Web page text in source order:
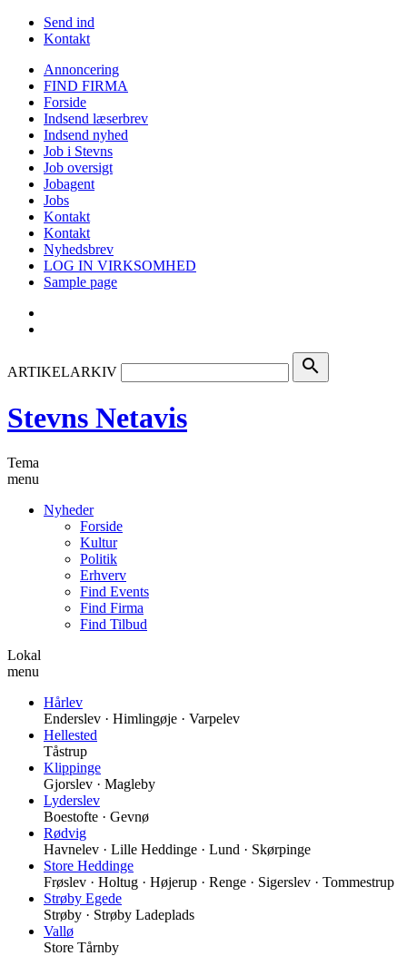
Send ind
Kontakt
Annoncering
FIND FIRMA
Forside
Indsend læserbrev
Indsend nyhed
Job i Stevns
Job oversigt
Jobagent
Jobs
Kontakt
Kontakt
Nyhedsbrev
LOG IN VIRKSOMHED
Sample page
ARTIKELARKIV search
Stevns Netavis
Tema
menu
Nyheder
Forside
Kultur
Politik
Erhverv
Find Events
Find Firma
Find Tilbud
Lokal
menu
Hårlev
Enderslev · Himlingøje · Varpelev
Hellested
Tåstrup
Klippinge
Gjorslev · Magleby
Lyderslev
Boestofte · Gevnø
Rødvig
Havnelev · Lille Heddinge · Lund · Skørpinge
Store Heddinge
Frøslev · Holtug · Højerup · Renge · Sigerslev · Tommestrup
Strøby Egede
Strøby · Strøby Ladeplads
Vallø
Store Tårnby